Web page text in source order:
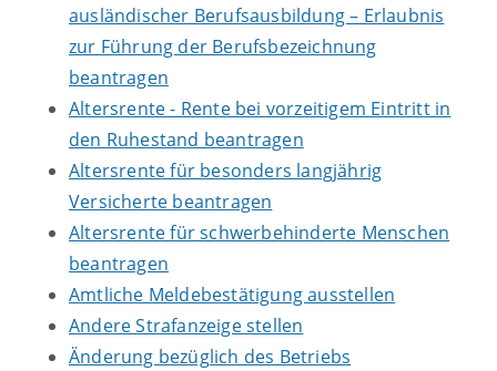
ausländischer Berufsausbildung – Erlaubnis
zur Führung der Berufsbezeichnung
beantragen
Altersrente - Rente bei vorzeitigem Eintritt in
den Ruhestand beantragen
Altersrente für besonders langjährig
Versicherte beantragen
Altersrente für schwerbehinderte Menschen
beantragen
Amtliche Meldebestätigung ausstellen
Andere Strafanzeige stellen
Änderung bezüglich des Betriebs